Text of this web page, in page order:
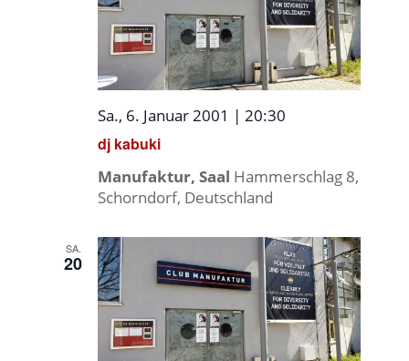
dj kabuki
Sa., 6. Januar 2001 | 20:30
Manufaktur, Saal Hammerschlag 8,
Schorndorf, Deutschland
SA.
20